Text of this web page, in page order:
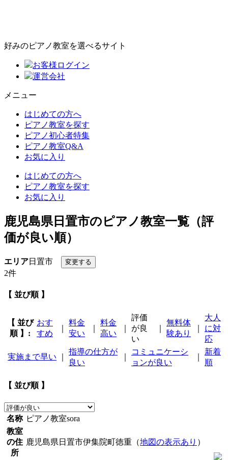
好みのピアノ教室を選べるサイト
お客様ログイン
運営会社
メニュー
はじめての方へ
ピアノ教室を探す
ピアノ初心者特集
ピアノ教室Q&A
お気に入り
はじめての方へ
ピアノ教室を探す
お気に入り
鹿児島県日置市のピアノ教室一覧（評
価が良い順）
エリア日置市
2件
【 並び順 】
【 並び
順 】:
おす
すめ
料金
安い
料金
高い
評価
が良
い
無料体
験あり
大人
に対
応
実施まで早い
指導の仕方が
良い
コミュニケーシ
ョンが良い
新着
順
【 並び順 】
名称 ピアノ教室sora
教室
の住
所
鹿児島県日置市伊集院町徳重（地図の表示あり ）